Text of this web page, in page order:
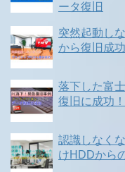
ータ復旧
突然起動し
から復旧成功
落下した富
復旧に成功！
認識しなく
けHDDから